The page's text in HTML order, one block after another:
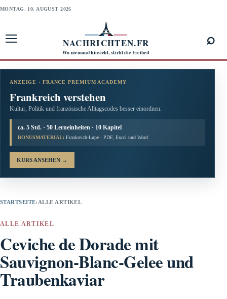
MONTAG, 10. AUGUST 2026
NACHRICHTEN.FR
Wo niemand hinsieht, stirbt die Freiheit
⌕
ANZEIGE · FRANCE PREMIUM ACADEMY
Frankreich verstehen
Kultur, Politik und französische Alltagscodes besser einordnen.
ca. 5 Std. · 50 Lerneinheiten · 10 Kapitel
BONUSMATERIAL: Frankreich-Lupe · PDF, Excel und Word
KURS ANSEHEN →
STARTSEITE› ALLE ARTIKEL
ALLE ARTIKEL
Ceviche de Dorade mit
Sauvignon-Blanc-Gelee und
Traubenkaviar